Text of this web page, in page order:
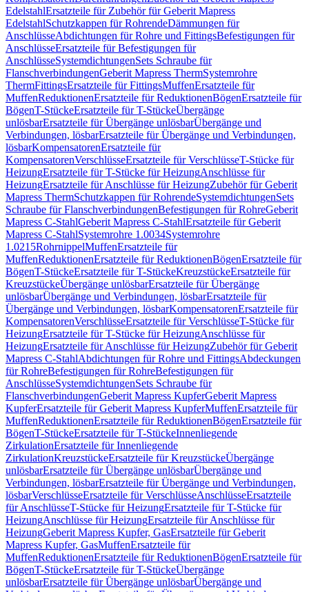
EdelstahlErsatzteile für Zubehör für Geberit Mapress
EdelstahlSchutzkappen für RohrendeDämmungen für
AnschlüsseAbdichtungen für Rohre und FittingsBefestigungen für
AnschlüsseErsatzteile für Befestigungen für
AnschlüsseSystemdichtungenSets Schraube für
FlanschverbindungenGeberit Mapress ThermSystemrohre
ThermFittingsErsatzteile für FittingsMuffenErsatzteile für
MuffenReduktionenErsatzteile für ReduktionenBögenErsatzteile für
BögenT-StückeErsatzteile für T-StückeÜbergänge
unlösbarErsatzteile für Übergänge unlösbarÜbergänge und
Verbindungen, lösbarErsatzteile für Übergänge und Verbindungen,
lösbarKompensatorenErsatzteile für
KompensatorenVerschlüsseErsatzteile für VerschlüsseT-Stücke für
HeizungErsatzteile für T-Stücke für HeizungAnschlüsse für
HeizungErsatzteile für Anschlüsse für HeizungZubehör für Geberit
Mapress ThermSchutzkappen für RohrendeSystemdichtungenSets
Schraube für FlanschverbindungenBefestigungen für RohreGeberit
Mapress C-StahlGeberit Mapress C-StahlErsatzteile für Geberit
Mapress C-StahlSystemrohre 1.0034Systemrohre
1.0215RohrnippelMuffenErsatzteile für
MuffenReduktionenErsatzteile für ReduktionenBögenErsatzteile für
BögenT-StückeErsatzteile für T-StückeKreuzstückeErsatzteile für
KreuzstückeÜbergänge unlösbarErsatzteile für Übergänge
unlösbarÜbergänge und Verbindungen, lösbarErsatzteile für
Übergänge und Verbindungen, lösbarKompensatorenErsatzteile für
KompensatorenVerschlüsseErsatzteile für VerschlüsseT-Stücke für
HeizungErsatzteile für T-Stücke für HeizungAnschlüsse für
HeizungErsatzteile für Anschlüsse für HeizungZubehör für Geberit
Mapress C-StahlAbdichtungen für Rohre und FittingsAbdeckungen
für RohreBefestigungen für RohreBefestigungen für
AnschlüsseSystemdichtungenSets Schraube für
FlanschverbindungenGeberit Mapress KupferGeberit Mapress
KupferErsatzteile für Geberit Mapress KupferMuffenErsatzteile für
MuffenReduktionenErsatzteile für ReduktionenBögenErsatzteile für
BögenT-StückeErsatzteile für T-StückeInnenliegende
ZirkulationErsatzteile für Innenliegende
ZirkulationKreuzstückeErsatzteile für KreuzstückeÜbergänge
unlösbarErsatzteile für Übergänge unlösbarÜbergänge und
Verbindungen, lösbarErsatzteile für Übergänge und Verbindungen,
lösbarVerschlüsseErsatzteile für VerschlüsseAnschlüsseErsatzteile
für AnschlüsseT-Stücke für HeizungErsatzteile für T-Stücke für
HeizungAnschlüsse für HeizungErsatzteile für Anschlüsse für
HeizungGeberit Mapress Kupfer, GasErsatzteile für Geberit
Mapress Kupfer, GasMuffenErsatzteile für
MuffenReduktionenErsatzteile für ReduktionenBögenErsatzteile für
BögenT-StückeErsatzteile für T-StückeÜbergänge
unlösbarErsatzteile für Übergänge unlösbarÜbergänge und